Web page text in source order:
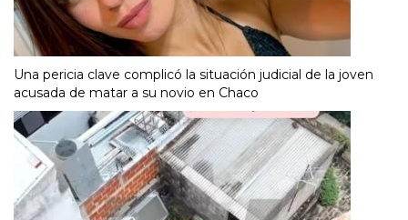
Una pericia clave complicó la situación judicial de la joven
acusada de matar a su novio en Chaco